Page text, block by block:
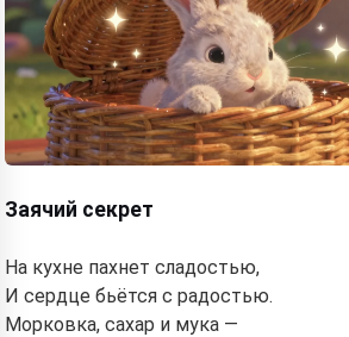
Заячий секрет
На кухне пахнет сладостью,
И сердце бьётся с радостью.
Морковка, сахар и мука —